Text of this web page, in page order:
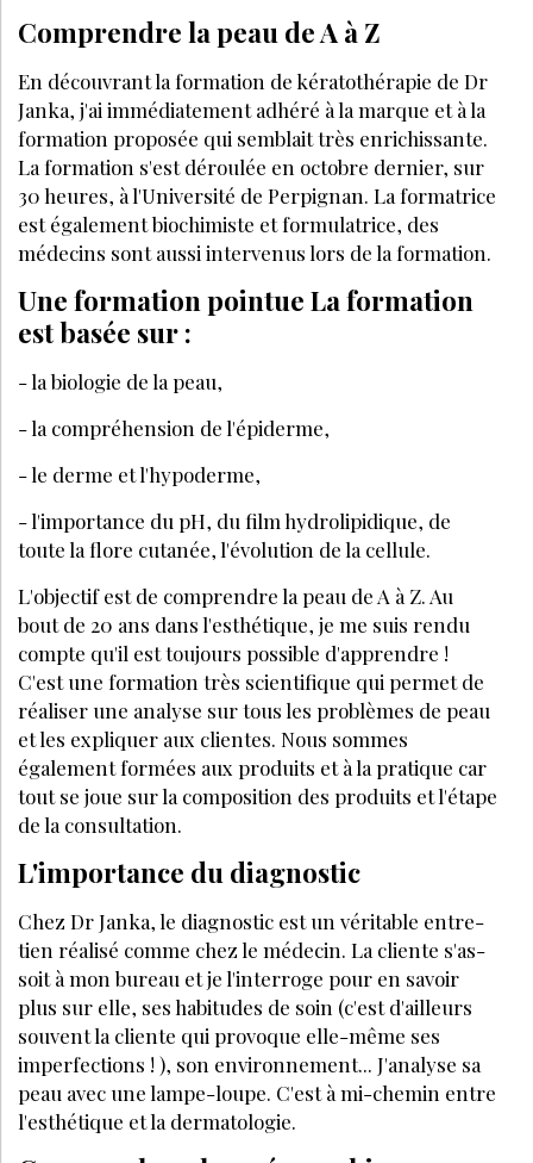
Comprendre la peau de A à Z
En découvrant la formation de kératothérapie de Dr
Janka, j'ai im­médiatement adhéré à la marque et à la
formation proposée qui semblait très enrichissante.
La formation s'est déroulée en octobre dernier, sur
30 heures, à l'Université de Perpignan. La formatrice
est également biochimiste et formulatrice, des
médecins sont aussi in­tervenus lors de la formation.
Une formation pointue La formation
est basée sur :
- la biologie de la peau,
- la compréhension de l'épiderme,
- le derme et l'hypoderme,
- l'importance du pH, du film hydrolipidique, de
toute la flore cutanée, l'évolution de la cellule.
L'objectif est de comprendre la peau de A à Z. Au
bout de 20 ans dans l'esthétique, je me suis rendu
compte qu'il est toujours possible d'apprendre !
C'est une formation très scientifique qui permet de
réaliser une analyse sur tous les problèmes de peau
et les expliquer aux clientes. Nous sommes
également formées aux produits et à la pratique car
tout se joue sur la composition des produits et l'étape
de la consultation.
L'importance du diagnostic
Chez Dr Janka, le diagnostic est un véritable entre­
tien réalisé comme chez le médecin. La cliente s'as­
soit à mon bureau et je l'interroge pour en savoir
plus sur elle, ses habitudes de soin (c'est d'ailleurs
sou­vent la cliente qui provoque elle-même ses
imper­fections ! ), son environnement... J'analyse sa
peau avec une lampe-loupe. C'est à mi-chemin entre
l'es­thétique et la dermatologie.